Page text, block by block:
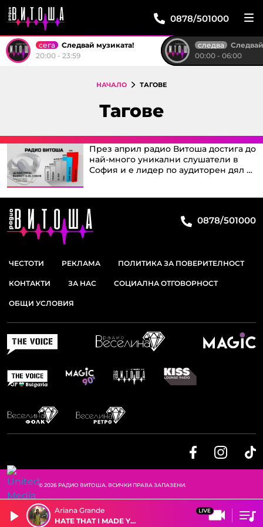
Ariana Grande
HATE THAT I MADE YOU LOVE ME
0878/501000
сега
Следвай музиката!
20:00 - 23:59
следва
Следвай
00:00 - 06:00
НАЧАЛО ТАГОВЕ
Тагове
През април радио Витоша достига до
най-много уникални слушатели в
София и е лидер по аудиторен дял в
0878/501000
ЧЕСТОТИ РЕКЛАМА ПОЛИТИКА ЗА ПОВЕРИТЕЛНОСТ
КОНТАКТИ ЗА НАС СОЦИАЛНА ОТГОВОРНОСТ
ОБЩИ УСЛОВИЯ
© 2026 РАДИО ВИТОША. ВСИЧКИ ПРАВА ЗАПАЗЕНИ.